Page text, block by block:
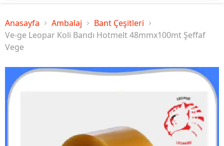
Anasayfa Ambalaj
Bant Çeşitleri
Ve-ge Leopar Koli Bandı Hotmelt 48mmx100mt Şeffaf
Vege